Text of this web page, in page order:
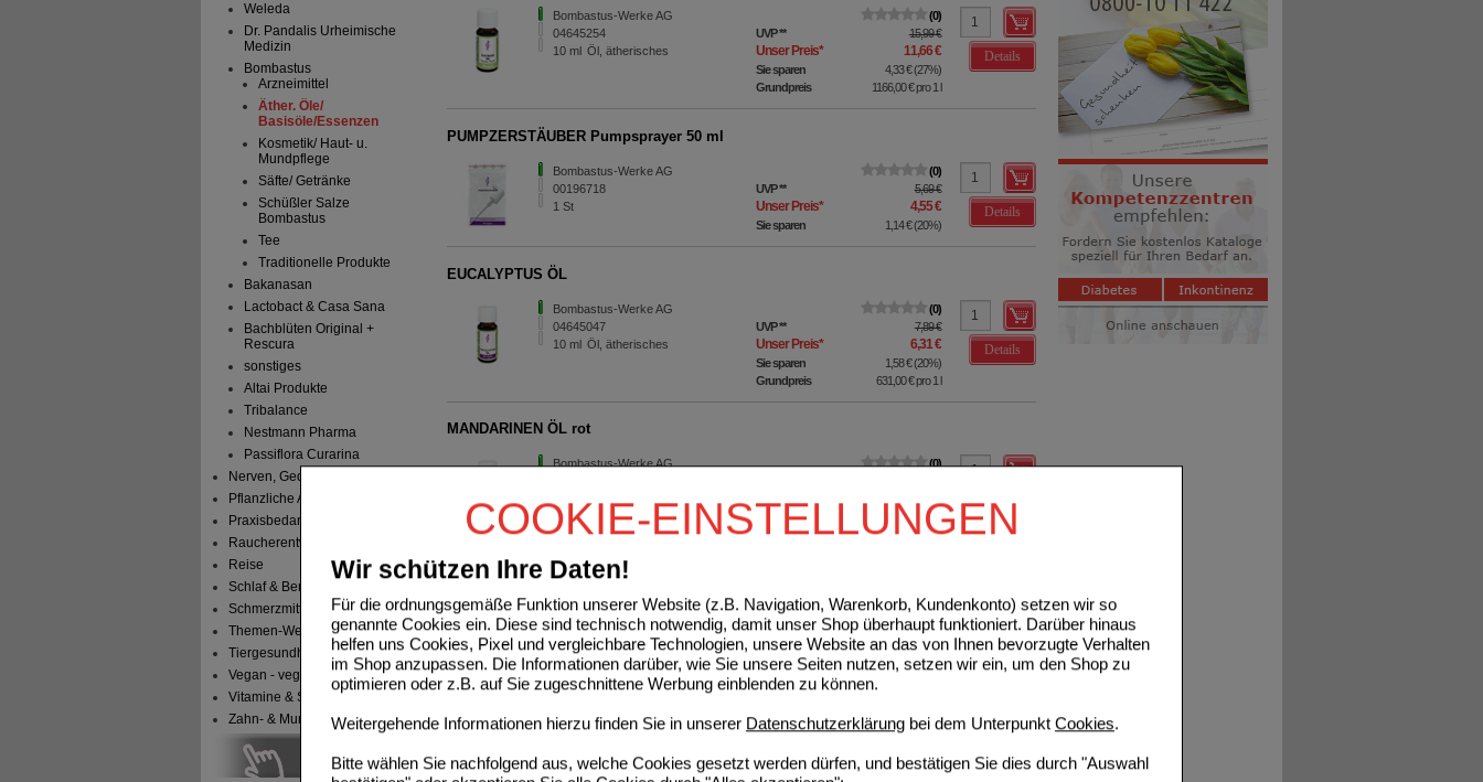
COOKIE-EINSTELLUNGEN
Wir schützen Ihre Daten!
Für die ordnungsgemäße Funktion unserer Website (z.B. Navigation, Warenkorb, Kundenkonto) setzen wir so
genannte Cookies ein. Diese sind technisch notwendig, damit unser Shop überhaupt funktioniert. Darüber hinaus
helfen uns Cookies, Pixel und vergleichbare Technologien, unsere Website an das von Ihnen bevorzugte Verhalten
im Shop anzupassen. Die Informationen darüber, wie Sie unsere Seiten nutzen, setzen wir ein, um den Shop zu
optimieren oder z.B. auf Sie zugeschnittene Werbung einblenden zu können.
Weitergehende Informationen hierzu finden Sie in unserer Datenschutzerklärung bei dem Unterpunkt Cookies.
Bitte wählen Sie nachfolgend aus, welche Cookies gesetzt werden dürfen, und bestätigen Sie dies durch "Auswahl
Weleda
Dr. Pandalis Urheimische
Medizin
Bombastus
Arzneimittel
Äther. Öle/
Basisöle/Essenzen
Kosmetik/ Haut- u.
Mundpflege
Säfte/ Getränke
Schüßler Salze
Bombastus
Tee
Traditionelle Produkte
Bakanasan
Lactobact & Casa Sana
Bachblüten Original +
Rescura
sonstiges
Altai Produkte
Tribalance
Nestmann Pharma
Passiflora Curarina
Nerven, Gedächtnis & Gemüt
Pflanzliche Arzneimittel
Praxisbedarf
Raucherentwöhnung
Reise
Schlaf & Beruhigung
Schmerzmittel
Themen-Welten
Tiergesundheit & Tierbedarf
Vegan - vegetarisch
Vitamine & Sport
Zahn- & Mundpflege
Bombastus-Werke AG
04645254
10 ml Öl, ätherisches
0
UVP** 15,99 €
Unser Preis* 11,66 €
Sie sparen 4,33 €(27%)
Grundpreis
1166,00 €pro 1 l
Details
PUMPZERSTÄUBER Pumpsprayer 50 ml
Bombastus-Werke AG
00196718
1St
0
UVP** 5,69 €
Unser Preis* 4,55 €
Sie sparen 1,14 €(20%)
Details
EUCALYPTUS ÖL
Bombastus-Werke AG
04645047
10 ml Öl, ätherisches
0
UVP** 7,89 €
Unser Preis* 6,31 €
Sie sparen 1,58 €(20%)
Grundpreis
631,00 €pro 1 l
Details
MANDARINEN ÖL rot
Bombastus-Werke AG
0
Sie sparen 3,34 € 31%
Grundpreis
735,00 €pro 1 l
Details
KÜMMEL ÖL ätherisch
Bombastus-Werke AG
04645113
10 ml Öl, ätherisches
0
9,59 €
Unser Preis* 7,67 €
Sie sparen 1,92 €(20%)
Grundpreis
767,00 €
Details
Bombastus-Werke AG
0